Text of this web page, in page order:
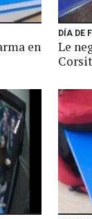
en
DÍA DE
Le